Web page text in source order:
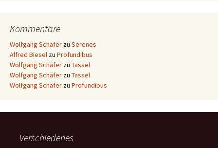
Kommentare
Wolfgang Schäfer zu Serenes
Alfred Biesel zu Profundibus
Wolfgang Schäfer zu Tassel
Wolfgang Schäfer zu Tassel
Wolfgang Schäfer zu Profundibus
Verschiedenes